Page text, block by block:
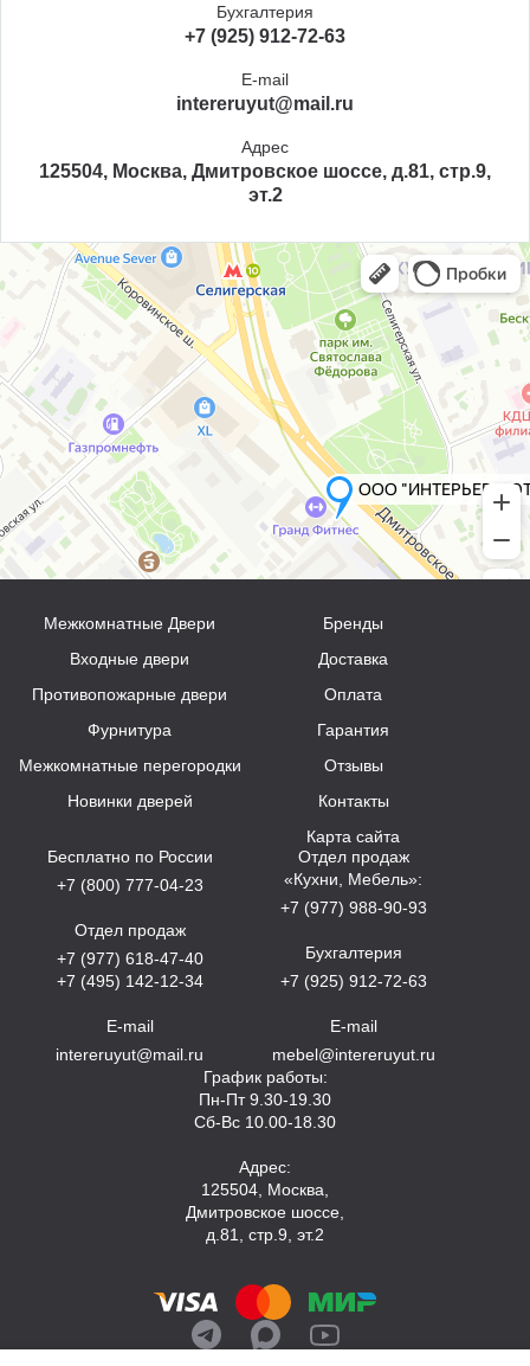
Бухгалтерия
+7 (925) 912-72-63
E-mail
intereruyut@mail.ru
Адрес
125504, Москва, Дмитровское шоссе, д.81, стр.9,
эт.2
Межкомнатные Двери
Входные двери
Противопожарные двери
Фурнитура
Межкомнатные перегородки
Новинки дверей
Бренды
Доставка
Оплата
Гарантия
Отзывы
Контакты
Карта сайта
Бесплатно по России
+7 (800) 777-04-23
Отдел продаж
+7 (977) 618-47-40
+7 (495) 142-12-34
E-mail
intereruyut@mail.ru
Отдел продаж
«Кухни, Мебель»:
+7 (977) 988-90-93
Бухгалтерия
+7 (925) 912-72-63
E-mail
mebel@intereruyut.ru
График работы:
Пн-Пт 9.30-19.30
Сб-Вс 10.00-18.30
Адрес:
125504, Москва,
Дмитровское шоссе,
д.81, стр.9, эт.2